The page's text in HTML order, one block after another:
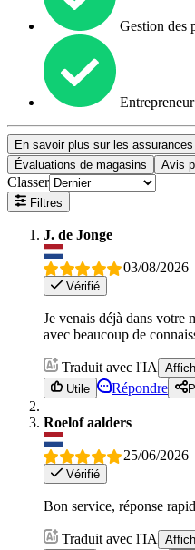
Gestion des
En savoir plus sur les assurances
Évaluations de magasins
Avis
Classer
Filtres
J. de Jonge
03/08/2026
Vérifié
Je venais déjà dans votre
avec beaucoup de
Traduit avec l'IA
Utile
Répondre
Roelof aalders
25/06/2026
Vérifié
Bon service, réponse
Traduit avec l'IA